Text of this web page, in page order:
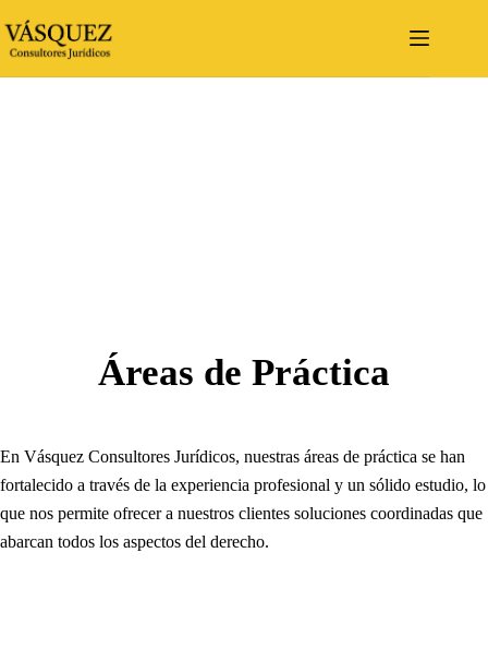
al
Áreas de Práctica
En Vásquez Consultores Jurídicos, nuestras áreas de práctica se han
fortalecido a través de la experiencia profesional y un sólido estudio, lo
que nos permite ofrecer a nuestros clientes soluciones coordinadas que
abarcan todos los aspectos del derecho.